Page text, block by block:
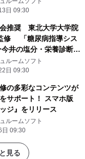
日 09:30
会推奨 東北大学大学院
修 「糖尿病指導シス
井の塩分・栄養診断～
売
ルームソフト
日 09:30
の多彩なコンテンツが
サポート！ スマホ版
ジ』をリリース
ルームソフト
日 09:30
見る